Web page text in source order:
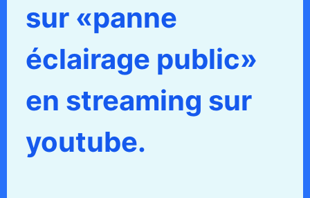
sur «panne
éclairage public»
en streaming sur
youtube.